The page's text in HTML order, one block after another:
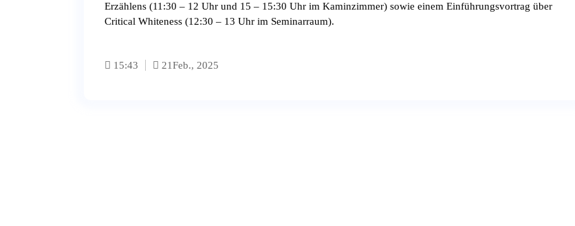
Erzählens (11:30 – 12 Uhr und 15 – 15:30 Uhr im Kaminzimmer) sowie einem Einführungsvortrag über
Critical Whiteness (12:30 – 13 Uhr im Seminarraum).
15:43 21Feb., 2025